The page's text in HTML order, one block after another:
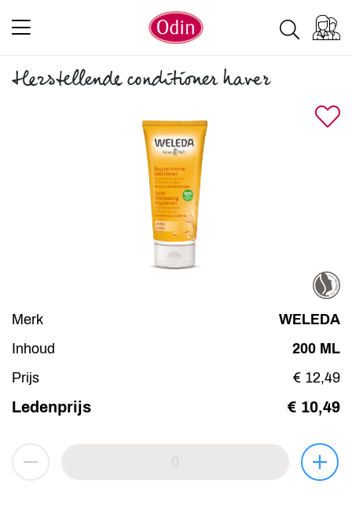
Herstellende conditioner haver
Merk
WELEDA
Inhoud
200 ML
Prijs
€ 12,49
Ledenprijs € 10,49